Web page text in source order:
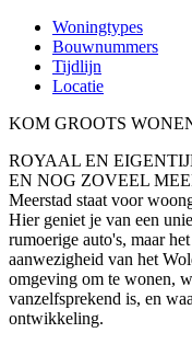
Woningtypes
Bouwnummers
Tijdlijn
Locatie
KOM GROOTS
ROYAAL EN
EN NOG ZOVEEL
Meerstad staat voor
Hier geniet je van een
rumoerige auto's, maar
aanwezigheid van het
omgeving om te wonen,
vanzelfsprekend is, en
ontwikkeling.